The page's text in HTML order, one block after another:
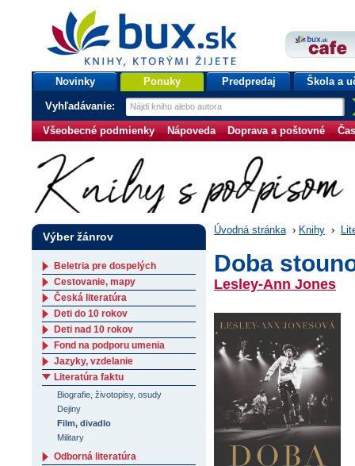
bux.sk
knihy, ktorými žijete
Úvodná stránka
Novinky Ponuky Predpredaj Škola a
Vyhľadávanie:
Všeobecné podmienky Nápoveda Doprava a poštovné
Úvodná stránka › Knihy ›
Doba
Lesley-Ann Jones
Výber žánrov
Beletria pre dospelých
Cestovanie, mapy
Česká literatúra
Deti do 10 rokov
Deti nad 10 rokov
Fond na podporu umenia
Jazyky, vzdelanie
Literatúra faktu
Biografie, životopisy, osudy
Dejiny
Film, divadlo
Military
Odborná literatúra